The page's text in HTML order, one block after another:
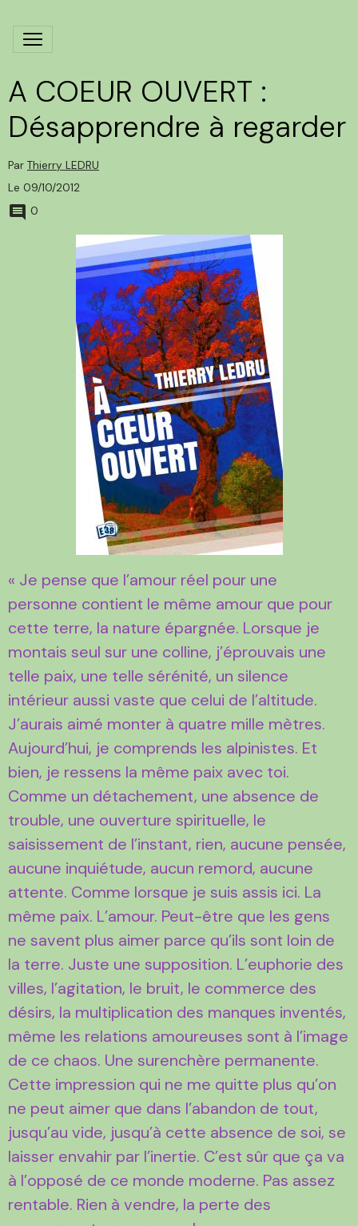
A COEUR OUVERT :
Désapprendre à regarder
Par Thierry LEDRU
Le 09/10/2012
0
« Je pense que l’amour réel pour une
personne contient le même amour que pour
cette terre, la nature épargnée. Lorsque je
montais seul sur une colline, j’éprouvais une
telle paix, une telle sérénité, un silence
intérieur aussi vaste que celui de l’altitude.
J’aurais aimé monter à quatre mille mètres.
Aujourd’hui, je comprends les alpinistes. Et
bien, je ressens la même paix avec toi.
Comme un détachement, une absence de
trouble, une ouverture spirituelle, le
saisissement de l’instant, rien, aucune pensée,
aucune inquiétude, aucun remord, aucune
attente. Comme lorsque je suis assis ici. La
même paix. L’amour. Peut-être que les gens
ne savent plus aimer parce qu’ils sont loin de
la terre. Juste une supposition. L’euphorie des
villes, l’agitation, le bruit, le commerce des
désirs, la multiplication des manques inventés,
même les relations amoureuses sont à l’image
de ce chaos. Une surenchère permanente.
Cette impression qui ne me quitte plus qu’on
ne peut aimer que dans l’abandon de tout,
jusqu’au vide, jusqu’à cette absence de soi, se
laisser envahir par l’inertie. C’est sûr que ça va
à l’opposé de ce monde moderne. Pas assez
rentable. Rien à vendre, la perte des